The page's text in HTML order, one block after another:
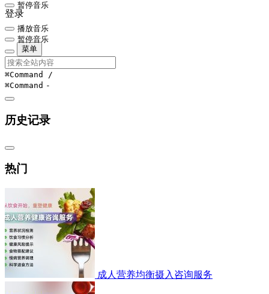
暂停音乐
登录
播放音乐
暂停音乐
菜单
⌘Command /
⌘Command -
历史记录
热门
成人营养均衡摄入咨询服务